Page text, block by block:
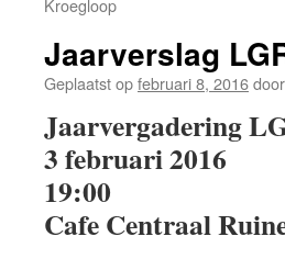
Kroegloop
Jaarverslag
Geplaatst opfebruari 8, 2016door
Jaarvergadering
3 februari 2016
19:00
Cafe Centraal